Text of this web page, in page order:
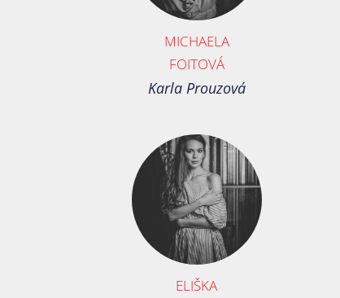
MICHAELA
FOITOVÁ
Karla Prouzová
ELIŠKA